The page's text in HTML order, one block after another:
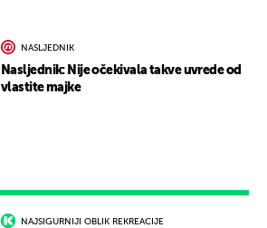
NAJSIGURNIJI OBLIK REKREACIJE
NASLJEDNIK
Nasljednik: Nije očekivala takve uvrede od
vlastite majke